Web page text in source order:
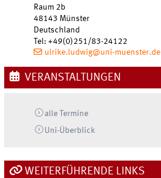
Raum 2b
48143 Münster
Deutschland
Tel:+49(0)251/83-24122
ulrike.ludwig@uni-muenster.de
VERANSTALTUNGEN
alle Termine
Uni-Überblick
WEITERFÜHRENDE LINKS